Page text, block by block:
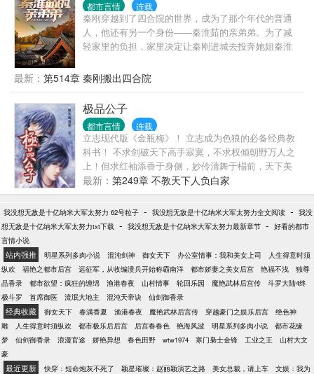
都市言情 连载
秦刚穿越到了四合院的世界，成为了那个年代的普通
人，他还有另一个身份——秦淮茹的亲弟弟。为了减
轻家里的负担，家里决定让秦刚进城去投奔她姐秦淮
路。四合院儿里，因为秦刚的到来，也发生了不小的
变化。易中海：秦刚比贾东旭适合养老。贾张氏：这
个小杂种，真是......贾东旭：他要是在敢打我，我
就.....棒梗：大舅，你能不能别打我了，我保证再也不
偷东西了。......
最新： 第514章 秦刚搬出四合院
极品公子
都市言情 连载
立志现代版《金瓶梅》！ 立志成为色狼的必备经典教
科书！ 不求剑破天下高手寂寞，不求权倾朝野万人之
上！但求红袖添香于身侧，妙伶清舞于榻前，天下美
女尽在我手，人生至此，夫复何求？？？ 先下手者妻
妾成群，后下手者光棍一个！我的最大乐趣就是让所
有鲜花插在我这朵牛粪上！而且是心甘情愿的插！
最新： 第249章 不教天下人负白家
我没想无敌是十亿纳米大军太努力 62号粒子 - 我没想无敌是十亿纳米大军太努力全文阅读 - 我没
想无敌是十亿纳米大军太努力txt下载 - 我没想无敌是十亿纳米大军太努力最新章节 - 好看的都市
言情小说
站内强推 明星系列多肉小说 混沌剑神 御女天下 办公室情事：我和美女上司
人生得意时须
纵欢
福艳之都市后宫 远征军，从收编溃兵开始称霸南洋 都市娇妻之美女后宫 艳福不浅
独尊
品香录
都市欲望：疯狂的缠绵 渔港春夜 山村情事 轮回乐园 魔艳武林后宫传
斗罗大陆4终
极斗罗
首席御医 流氓大地主 混沌天帝诀 仙剑御香录
经典收藏 御女天下 春满香夏 渔港春夜 魔艳武林后宫传 穿越豪门之娱乐后宫
绝色神
雕
人生得意时须纵欢 都市极乐后后宫 后宫春春色 艳海风波 明星系列多肉小说
都市花缘
梦
仙剑御香录 浪漫官途 娇艳异想 春色田野 wtw1974 寒门枭士金锋 工业之王
山村大文
豪
最近更新 快穿：短命炮灰不死了 颖星璀璨：赵丽颖演艺之路 美女总裁，请上车
文娱：我为